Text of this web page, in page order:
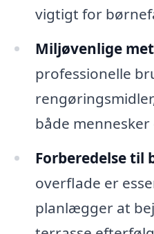
vigtigt for
Miljøvenlige
professionelle
både
Forberedelse til
overflade er
planlægger at